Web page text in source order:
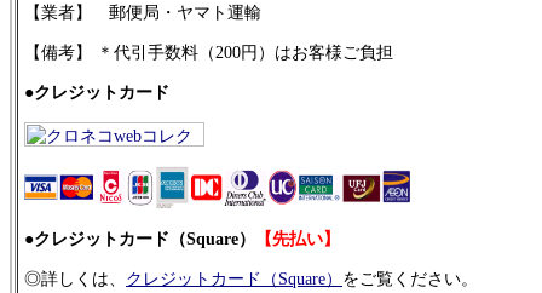
【業者】 郵便局・ヤマト運輸
【備考】 ＊代引手数料（200円）はお客様ご負担
●クレジットカード
●クレジットカード（Square） 【先払い】
◎詳しくは、 クレジットカード（Square） をご覧ください。